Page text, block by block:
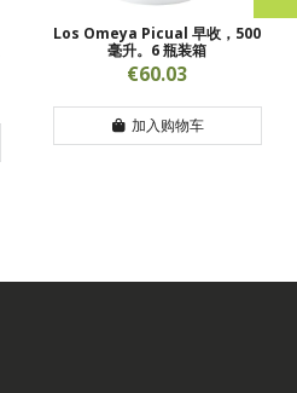
Los Omeya Picual 早收，500
毫升。6 瓶装箱
€60.03
加入购物车